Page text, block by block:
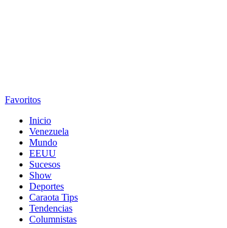
Favoritos
Inicio
Venezuela
Mundo
EEUU
Sucesos
Show
Deportes
Caraota Tips
Tendencias
Columnistas